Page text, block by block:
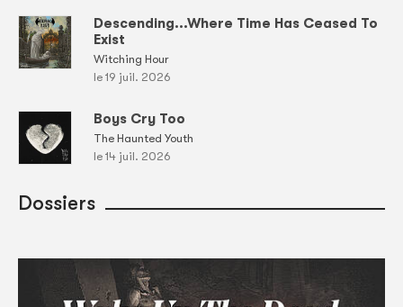
Descending...Where Time Has Ceased To
Exist
Witching Hour
le 19 juil. 2026
Boys Cry Too
The Haunted Youth
le 14 juil. 2026
Dossiers